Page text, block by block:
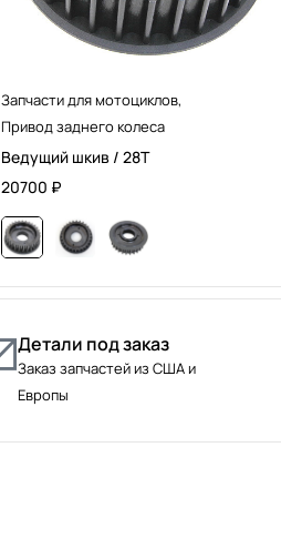
Запчасти для мотоциклов,
Привод заднего колеса
Ведущий шкив / 28T
20700 ₽
Детали под заказ
Заказ запчастей из США и
Европы